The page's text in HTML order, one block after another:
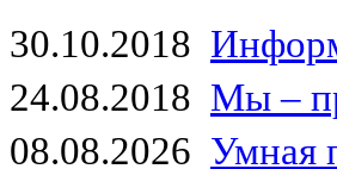
30.10.2018
24.08.2018 Мы –
08.08.2026 Умная